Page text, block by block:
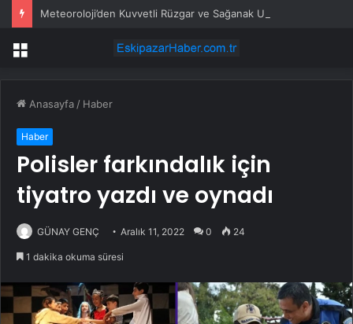
Meteoroloji’den Kuvvetli Rüzgar ve Sağanak Uyarısı
Menü
Anasayfa / Haber
Haber
Polisler farkındalık için
tiyatro yazdı ve oynadı
GÜNAY GENÇ Aralık 11, 2022 0 24
1 dakika okuma süresi